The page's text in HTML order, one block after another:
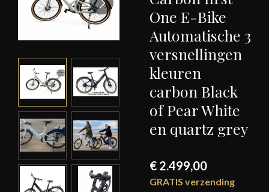
One E-Bike
Automatische 3
versnellingen
kleuren
carbon Black
of Pear White
en quartz grey
€ 2.499,00
GRATIS verzending